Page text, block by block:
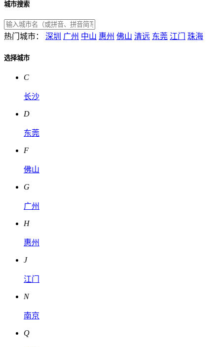
城市搜索
热门城市： 深圳 广州 中山 惠州 佛山 清远 东莞 江门 珠海
选择城市
C
长沙
D
东莞
F
佛山
G
广州
H
惠州
J
江门
N
南京
Q